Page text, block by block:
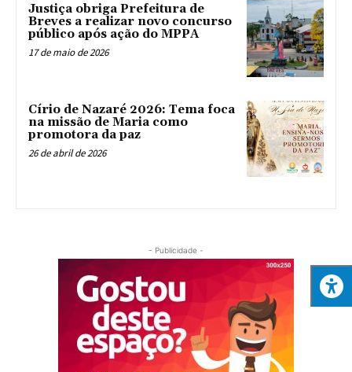
Justiça obriga Prefeitura de
Breves a realizar novo concurso
público após ação do MPPA
17 de maio de 2026
Círio de Nazaré 2026: Tema foca
na missão de Maria como
promotora da paz
26 de abril de 2026
- Publicidade -